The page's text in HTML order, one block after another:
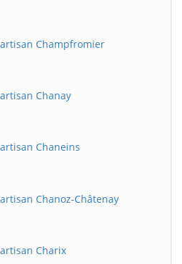
Champfromier
Chanay
Chaneins
Chanoz-Châtenay
Charix